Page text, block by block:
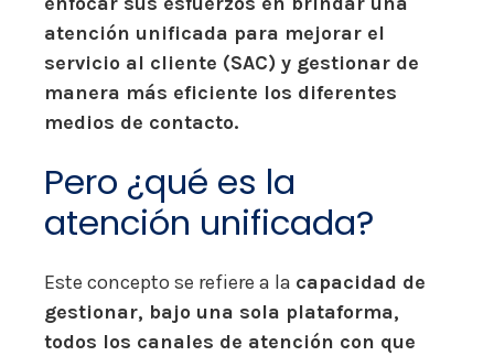
atención unificada para mejorar el
servicio al cliente (SAC) y gestionar de
manera más eficiente los diferentes
medios de contacto.
Pero ¿qué es la
atención unificada?
Este concepto se refiere a la capacidad de
gestionar, bajo una sola plataforma,
todos los canales de atención con que